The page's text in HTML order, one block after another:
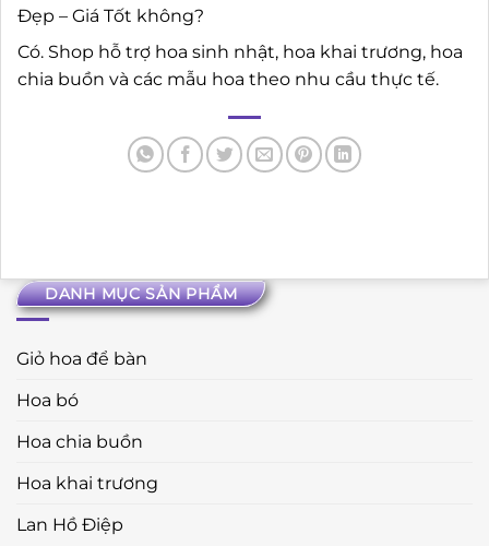
DANH MỤC SẢN PHẨM
Giỏ hoa để bàn
Hoa bó
Hoa chia buồn
Hoa khai trương
Lan Hồ Điệp
Đẹp – Giá Tốt không?
Có. Shop hỗ trợ hoa sinh nhật, hoa khai trương, hoa
chia buồn và các mẫu hoa theo nhu cầu thực tế.